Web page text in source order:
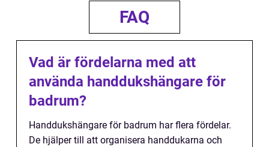
FAQ
Vad är fördelarna med att
använda handdukshängare för
badrum?
Handdukshängare för badrum har flera fördelar.
De hjälper till att organisera handdukarna och